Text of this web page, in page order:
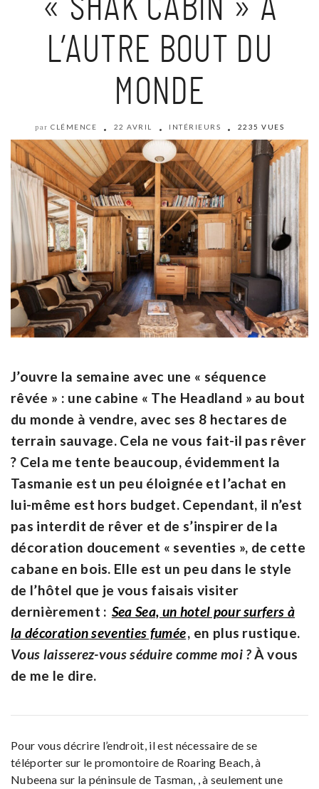
« SHAK CABIN » À
L’AUTRE BOUT DU
MONDE
par CLÉMENCE 22 AVRIL INTÉRIEURS 2235 VUES
J’ouvre la semaine avec une « séquence
rêvée » : une cabine « The Headland » au bout
du monde à vendre, avec ses 8 hectares de
terrain sauvage. Cela ne vous fait-il pas rêver
? Cela me tente beaucoup, évidemment la
Tasmanie est un peu éloignée et l’achat en
lui-même est hors budget. Cependant, il n’est
pas interdit de rêver et de s’inspirer de la
décoration doucement « seventies », de cette
cabane en bois. Elle est un peu dans le style
de l’hôtel que je vous faisais visiter
dernièrement : Sea Sea, un hotel pour surfers à
la décoration seventies fumée, en plus rustique.
Vous laisserez-vous séduire comme moi ?À vous
de me le dire.
Pour vous décrire l’endroit, il est nécessaire de se
téléporter sur le promontoire de Roaring Beach, à
Nubeena sur la péninsule de Tasman, , à seulement une